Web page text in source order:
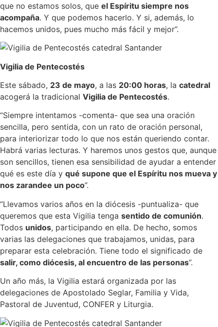
que no estamos solos, que el Espíritu siempre nos
acompaña. Y que podemos hacerlo. Y si, además, lo
hacemos unidos, pues mucho más fácil y mejor”.
Vigilia de Pentecostés
Este sábado, 23 de mayo, a las 20:00 horas, la catedral
acogerá la tradicional Vigilia de Pentecostés.
“Siempre intentamos -comenta- que sea una oración
sencilla, pero sentida, con un rato de oración personal,
para interiorizar todo lo que nos están queriendo contar.
Habrá varias lecturas. Y haremos unos gestos que, aunque
son sencillos, tienen esa sensibilidad de ayudar a entender
qué es este día y qué supone que el Espíritu nos mueva y
nos zarandee un poco”.
“Llevamos varios años en la diócesis -puntualiza- que
queremos que esta Vigilia tenga sentido de comunión.
Todos unidos, participando en ella. De hecho, somos
varias las delegaciones que trabajamos, unidas, para
preparar esta celebración. Tiene todo el significado de
salir, como diócesis, al encuentro de las personas”.
Un año más, la Vigilia estará organizada por las
delegaciones de Apostolado Seglar, Familia y Vida,
Pastoral de Juventud, CONFER y Liturgia.